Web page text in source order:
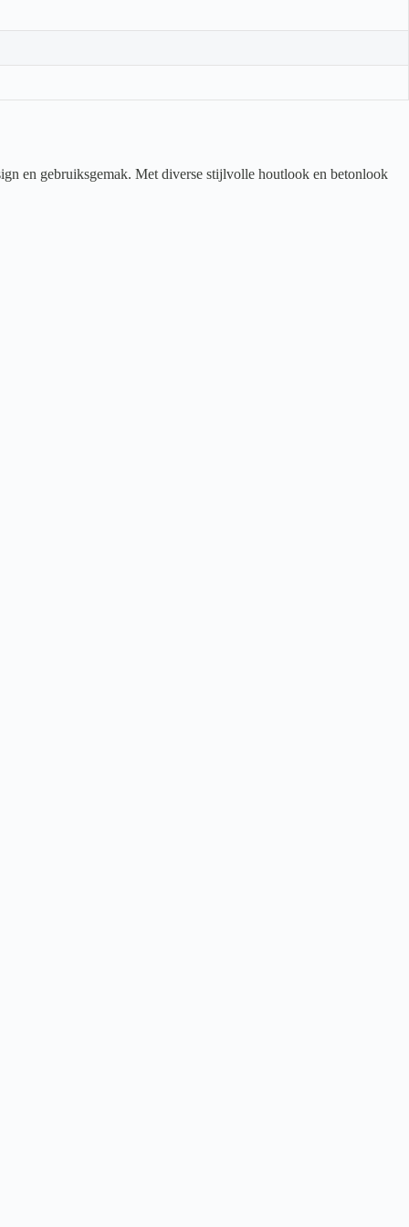
en gebruiksgemak. Met diverse stijlvolle houtlook en betonlook